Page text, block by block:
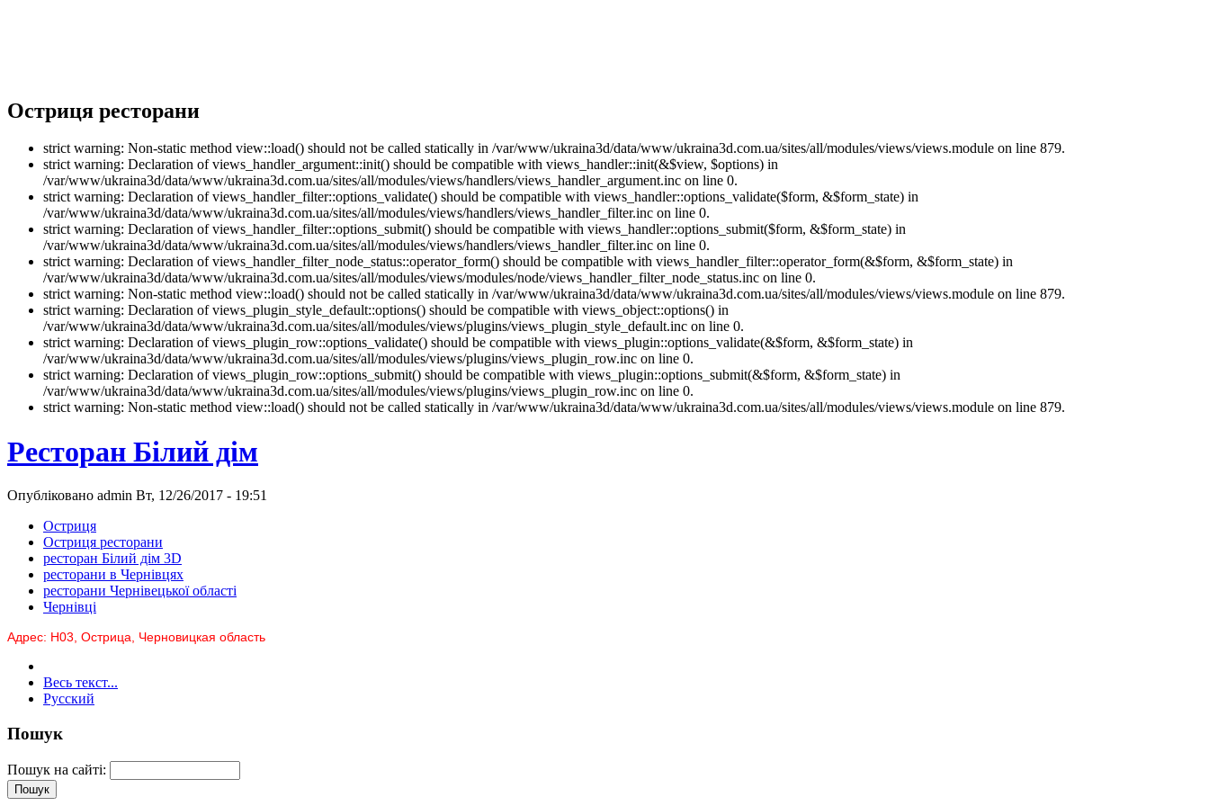
Остриця ресторани
strict warning: Non-static method view::load() should not be called statically in /var/www/ukraina3d/data/www/ukraina3d.com.ua/sites/all/modules/views/views.module on line 879.
strict warning: Declaration of views_handler_argument::init() should be compatible with views_handler::init(&$view, $options) in
/var/www/ukraina3d/data/www/ukraina3d.com.ua/sites/all/modules/views/handlers/views_handler_argument.inc on line 0.
strict warning: Declaration of views_handler_filter::options_validate() should be compatible with views_handler::options_validate($form, &$form_state) in
/var/www/ukraina3d/data/www/ukraina3d.com.ua/sites/all/modules/views/handlers/views_handler_filter.inc on line 0.
strict warning: Declaration of views_handler_filter::options_submit() should be compatible with views_handler::options_submit($form, &$form_state) in
/var/www/ukraina3d/data/www/ukraina3d.com.ua/sites/all/modules/views/handlers/views_handler_filter.inc on line 0.
strict warning: Declaration of views_handler_filter_node_status::operator_form() should be compatible with views_handler_filter::operator_form(&$form, &$form_state) in
/var/www/ukraina3d/data/www/ukraina3d.com.ua/sites/all/modules/views/modules/node/views_handler_filter_node_status.inc on line 0.
strict warning: Non-static method view::load() should not be called statically in /var/www/ukraina3d/data/www/ukraina3d.com.ua/sites/all/modules/views/views.module on line 879.
strict warning: Declaration of views_plugin_style_default::options() should be compatible with views_object::options() in
/var/www/ukraina3d/data/www/ukraina3d.com.ua/sites/all/modules/views/plugins/views_plugin_style_default.inc on line 0.
strict warning: Declaration of views_plugin_row::options_validate() should be compatible with views_plugin::options_validate(&$form, &$form_state) in
/var/www/ukraina3d/data/www/ukraina3d.com.ua/sites/all/modules/views/plugins/views_plugin_row.inc on line 0.
strict warning: Declaration of views_plugin_row::options_submit() should be compatible with views_plugin::options_submit(&$form, &$form_state) in
/var/www/ukraina3d/data/www/ukraina3d.com.ua/sites/all/modules/views/plugins/views_plugin_row.inc on line 0.
strict warning: Non-static method view::load() should not be called statically in /var/www/ukraina3d/data/www/ukraina3d.com.ua/sites/all/modules/views/views.module on line 879.
Ресторан Білий дім
Опубліковано admin Вт, 12/26/2017 - 19:51
Остриця
Остриця ресторани
ресторан Білий дім 3D
ресторани в Чернівцях
ресторани Чернівецької області
Чернівці
Адрес: Н03, Острица, Черновицкая область
Весь текст...
Русский
Пошук
Пошук на сайті: